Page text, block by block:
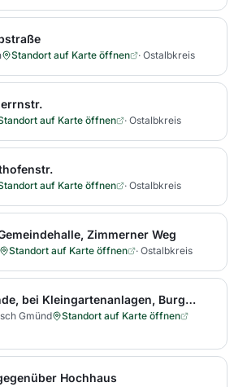
Standort auf Karte öffnen · Ostalbkreis
auf Karte öffnen · Ostalbkreis
auf Karte öffnen · Ostalbkreis
Zimmerner Weg
Standort auf Karte öffnen · Ostalbkreis
Festplatzgelände, bei Kleingartenanlagen, Burgholzstraße
Gmünd
Standort auf Karte öffnen
Hochhaus